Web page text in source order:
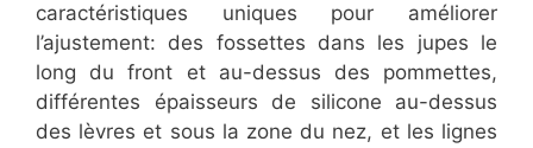
caractéristiques uniques pour améliorer
l’ajustement: des fossettes dans les jupes le
long du front et au-dessus des pommettes,
différentes épaisseurs de silicone au-dessus
des lèvres et sous la zone du nez, et les lignes